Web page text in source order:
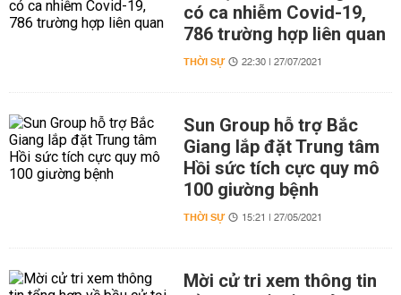
có ca nhiễm Covid-19,
786 trường hợp liên quan
THỜI SỰ 22:30 | 27/07/2021
Sun Group hỗ trợ Bắc
Giang lắp đặt Trung tâm
Hồi sức tích cực quy mô
100 giường bệnh
THỜI SỰ 15:21 | 27/05/2021
Mời cử tri xem thông tin